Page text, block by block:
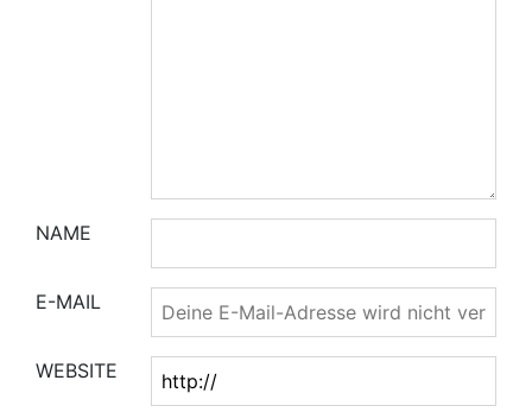
NAME
E-MAIL
WEBSITE